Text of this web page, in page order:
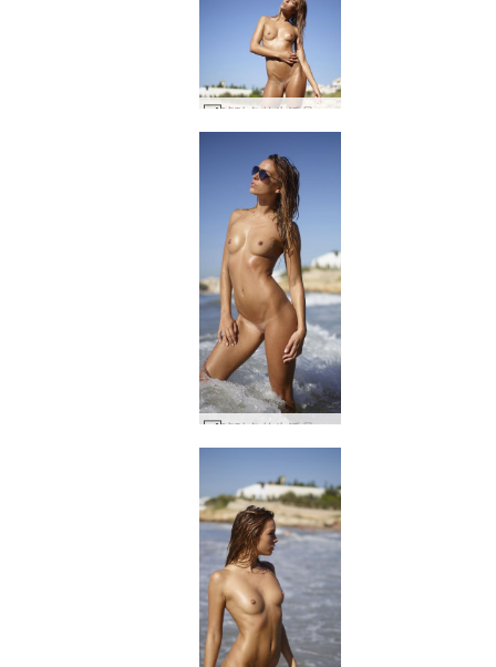
琥珀色的生活是一片海滩 #58
琥珀色的生活是一片海滩 #14